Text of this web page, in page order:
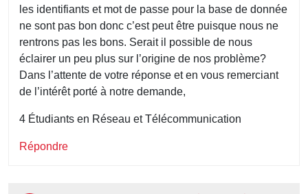
les identifiants et mot de passe pour la base de donnée
ne sont pas bon donc c’est peut être puisque nous ne
rentrons pas les bons. Serait il possible de nous
éclairer un peu plus sur l’origine de nos problème?
Dans l’attente de votre réponse et en vous remerciant
de l’intérêt porté à notre demande,
4 Étudiants en Réseau et Télécommunication
Répondre